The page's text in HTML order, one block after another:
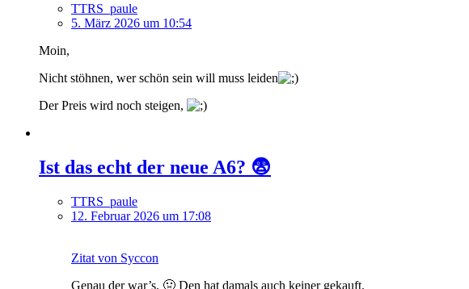
TTRS_paule
5. März 2026 um 10:54
Moin,
Nicht stöhnen, wer schön sein will muss leiden
Der Preis wird noch steigen,
Ist das echt der neue A6? 😨
TTRS_paule
12. Februar 2026 um 17:08
Zitat von Syccon
Genau der war’s. 🤢 Den hat damals auch keiner gekauft.